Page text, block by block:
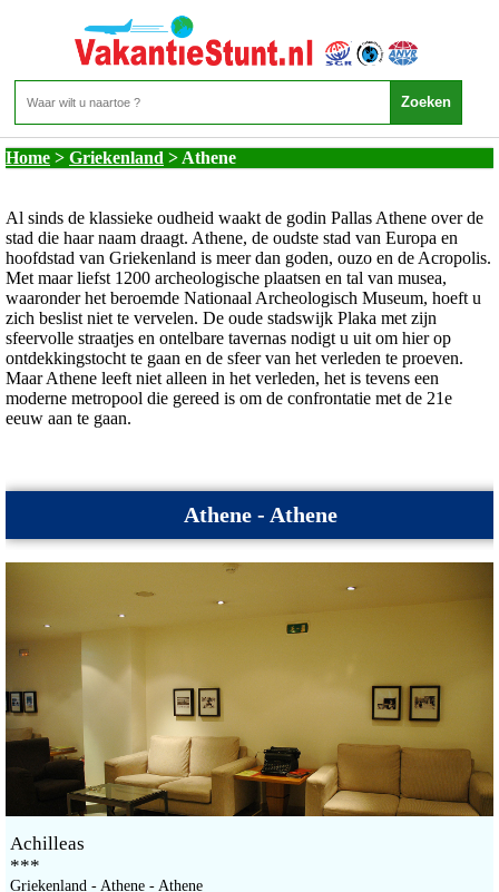
Home > Griekenland > Athene
Al sinds de klassieke oudheid waakt de godin Pallas Athene over de
stad die haar naam draagt. Athene, de oudste stad van Europa en
hoofdstad van Griekenland is meer dan goden, ouzo en de Acropolis.
Met maar liefst 1200 archeologische plaatsen en tal van musea,
waaronder het beroemde Nationaal Archeologisch Museum, hoeft u
zich beslist niet te vervelen. De oude stadswijk Plaka met zijn
sfeervolle straatjes en ontelbare tavernas nodigt u uit om hier op
ontdekkingstocht te gaan en de sfeer van het verleden te proeven.
Maar Athene leeft niet alleen in het verleden, het is tevens een
moderne metropool die gereed is om de confrontatie met de 21e
eeuw aan te gaan.
Athene - Athene
Achilleas
***
Griekenland - Athene - Athene